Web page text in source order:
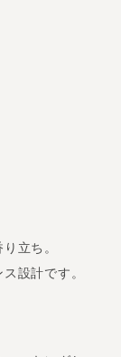
立ち。
設計です。